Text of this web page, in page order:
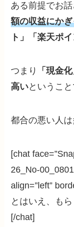
ある前提でお
額の収益にか
ト」「楽天ポ
つまり
「現金
高いということ
都合の悪い人
[chat
26_No-
align=”left”
とはいえ、も
[/chat]